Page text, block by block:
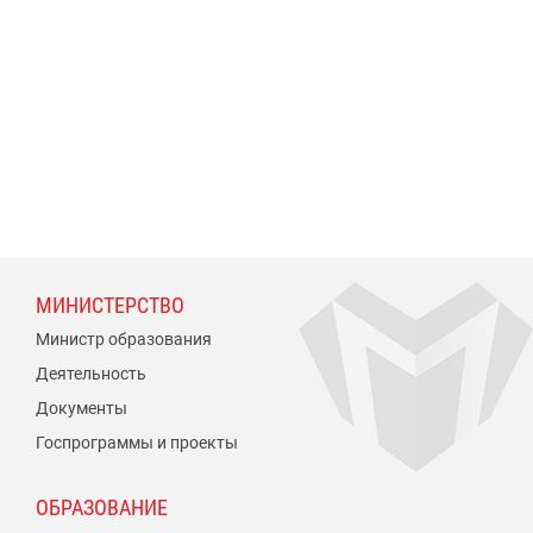
МИНИСТЕРСТВО
Министр образования
Деятельность
Документы
Госпрограммы и проекты
ОБРАЗОВАНИЕ